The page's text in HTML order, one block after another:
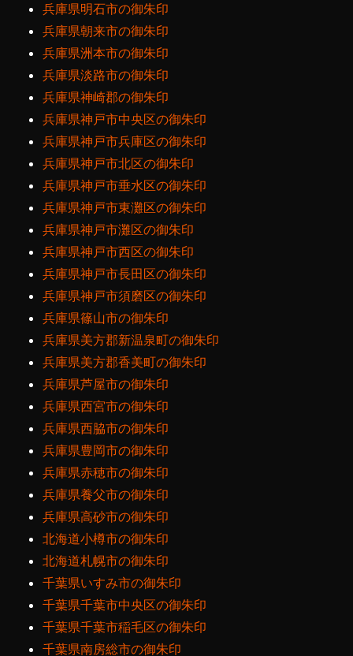
兵庫県明石市の御朱印
兵庫県朝来市の御朱印
兵庫県洲本市の御朱印
兵庫県淡路市の御朱印
兵庫県神崎郡の御朱印
兵庫県神戸市中央区の御朱印
兵庫県神戸市兵庫区の御朱印
兵庫県神戸市北区の御朱印
兵庫県神戸市垂水区の御朱印
兵庫県神戸市東灘区の御朱印
兵庫県神戸市灘区の御朱印
兵庫県神戸市西区の御朱印
兵庫県神戸市長田区の御朱印
兵庫県神戸市須磨区の御朱印
兵庫県篠山市の御朱印
兵庫県美方郡新温泉町の御朱印
兵庫県美方郡香美町の御朱印
兵庫県芦屋市の御朱印
兵庫県西宮市の御朱印
兵庫県西脇市の御朱印
兵庫県豊岡市の御朱印
兵庫県赤穂市の御朱印
兵庫県養父市の御朱印
兵庫県高砂市の御朱印
北海道小樽市の御朱印
北海道札幌市の御朱印
千葉県いすみ市の御朱印
千葉県千葉市中央区の御朱印
千葉県千葉市稲毛区の御朱印
千葉県南房総市の御朱印